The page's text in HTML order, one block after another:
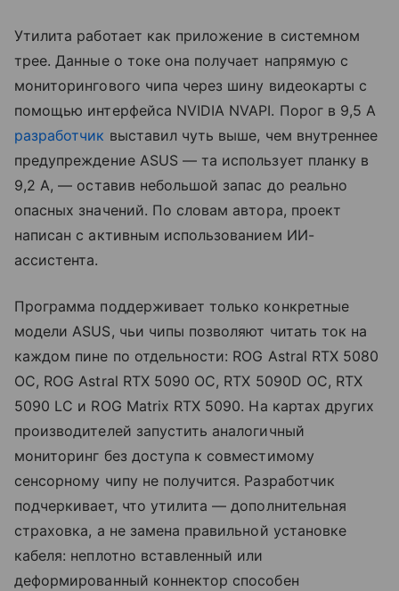
Утилита работает как приложение в системном
трее. Данные о токе она получает напрямую с
мониторингового чипа через шину видеокарты с
помощью интерфейса NVIDIA NVAPI. Порог в 9,5 А
разработчик выставил чуть выше, чем внутреннее
предупреждение ASUS — та использует планку в
9,2 А, — оставив небольшой запас до реально
опасных значений. По словам автора, проект
написан с активным использованием ИИ-
ассистента.
Программа поддерживает только конкретные
модели ASUS, чьи чипы позволяют читать ток на
каждом пине по отдельности: ROG Astral RTX 5080
OC, ROG Astral RTX 5090 OC, RTX 5090D OC, RTX
5090 LC и ROG Matrix RTX 5090. На картах других
производителей запустить аналогичный
мониторинг без доступа к совместимому
сенсорному чипу не получится. Разработчик
подчеркивает, что утилита — дополнительная
страховка, а не замена правильной установке
кабеля: неплотно вставленный или
деформированный коннектор способен